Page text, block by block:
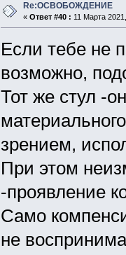
Re:ОСВОБОЖДЕНИЕ
« Ответ #40 : 11 Марта
Если тебе не
возможно,
Тот же стул -
зрением,
При этом
-проявление
Само
не